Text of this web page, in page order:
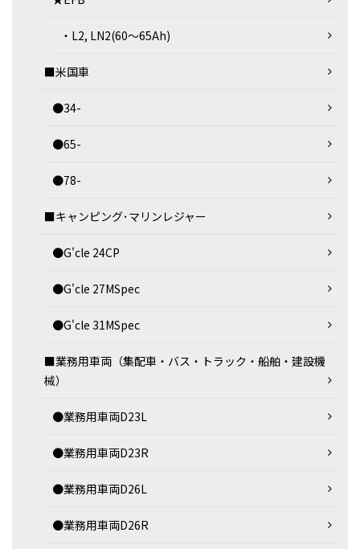
・L2, LN2(60～65Ah)
■米国車
●34-
●65-
●78-
■キャンピング･マリンレジャー
●G'cle 24CP
●G'cle 27MSpec
●G'cle 31MSpec
■業務用車両（集配車・バス・トラック・船舶・建設機
械）
●業務用車両D23L
●業務用車両D23R
●業務用車両D26L
●業務用車両D26R